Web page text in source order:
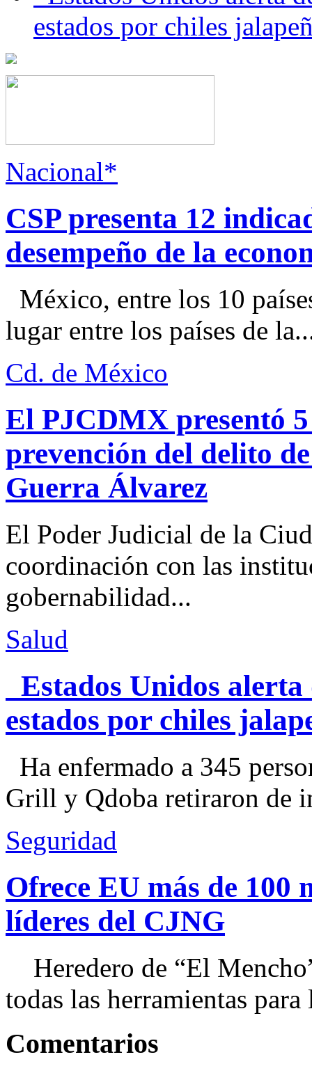
estados por chiles
Nacional*
CSP presenta 12
desempeño de la
México, entre los 10
lugar entre los países de
Cd. de México
El PJCDMX presentó
prevención del delito
Guerra Álvarez
El Poder Judicial de la
coordinación con las
gobernabilidad...
Salud
Estados Unidos alerta
estados por chiles
Ha enfermado a 345
Grill y Qdoba retiraron de
Seguridad
Ofrece EU más de 100
líderes del CJNG
Heredero de “El
todas las herramientas
Comentarios